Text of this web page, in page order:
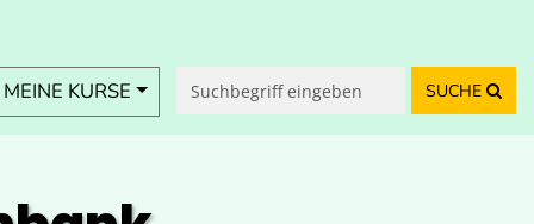
KURSE SUCHE